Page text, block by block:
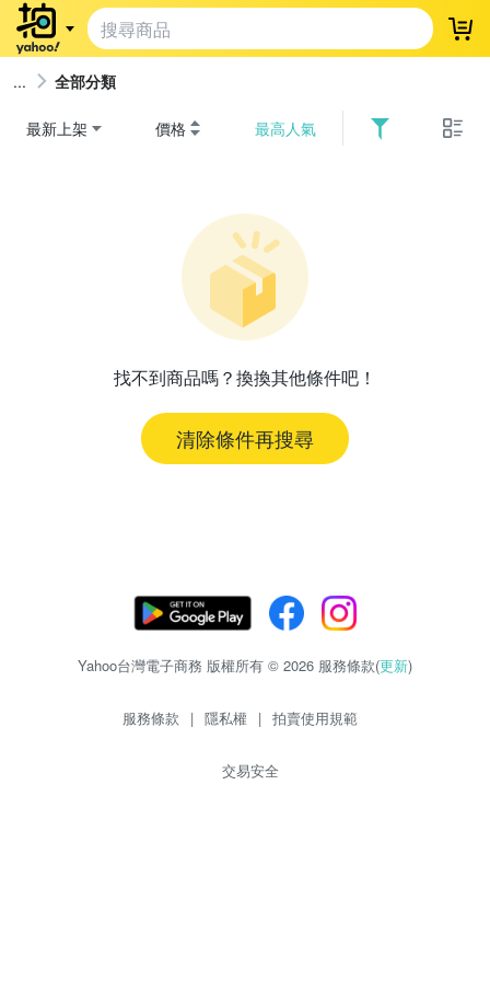
登
全部分類
最新上架 價格 最高人氣
找不到商品嗎？換換其他條件吧！
清除條件再搜尋
Yahoo台灣電子商務 版權所有 © 2026 服務條款(更新)
服務條款 | 隱私權 | 拍賣使用規範
交易安全